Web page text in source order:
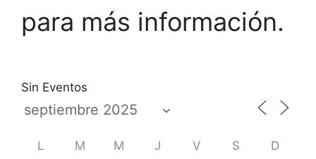
para más información.
Sin Eventos
L M M J V S D